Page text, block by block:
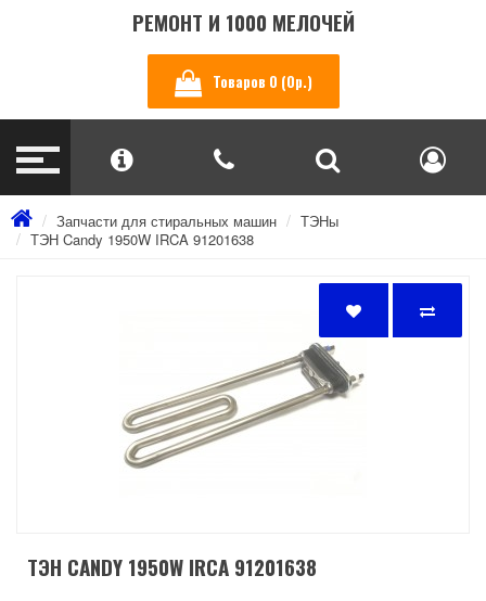
РЕМОНТ И 1000 МЕЛОЧЕЙ
Товаров 0 (0р.)
Запчасти для стиральных машин
ТЭНы
ТЭН Candy 1950W IRCA 91201638
ТЭН CANDY 1950W IRCA 91201638